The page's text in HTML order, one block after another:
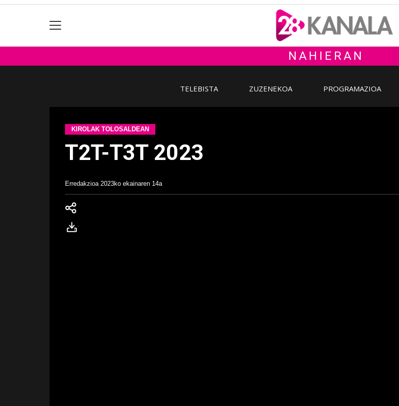
NAHIERAN
TELEBISTA ZUZENEKOA PROGRAMAZIOA
KIROLAK TOLOSALDEAN
T2T-T3T 2023
Erredakzioa 2023ko ekainaren 14a